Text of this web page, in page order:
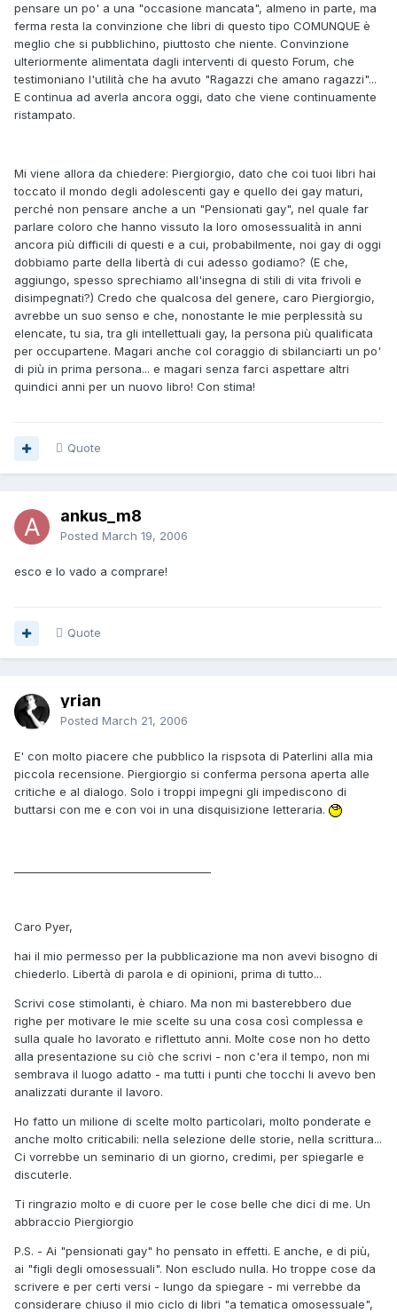
pensare un po' a una "occasione mancata", almeno in parte, ma
ferma resta la convinzione che libri di questo tipo COMUNQUE è
meglio che si pubblichino, piuttosto che niente. Convinzione
ulteriormente alimentata dagli interventi di questo Forum, che
testimoniano l'utilità che ha avuto "Ragazzi che amano ragazzi"...
E continua ad averla ancora oggi, dato che viene continuamente
ristampato.
Mi viene allora da chiedere: Piergiorgio, dato che coi tuoi libri hai
toccato il mondo degli adolescenti gay e quello dei gay maturi,
perché non pensare anche a un "Pensionati gay", nel quale far
parlare coloro che hanno vissuto la loro omosessualità in anni
ancora più difficili di questi e a cui, probabilmente, noi gay di oggi
dobbiamo parte della libertà di cui adesso godiamo? (E che,
aggiungo, spesso sprechiamo all'insegna di stili di vita frivoli e
disimpegnati?) Credo che qualcosa del genere, caro Piergiorgio,
avrebbe un suo senso e che, nonostante le mie perplessità su
elencate, tu sia, tra gli intellettuali gay, la persona più qualificata
per occupartene. Magari anche col coraggio di sbilanciarti un po'
di più in prima persona... e magari senza farci aspettare altri
quindici anni per un nuovo libro! Con stima!
Quote
ankus_m8
Posted March 19, 2006
esco e lo vado a comprare!
Quote
yrian
Posted March 21, 2006
E' con molto piacere che pubblico la rispsota di Paterlini alla mia
piccola recensione. Piergiorgio si conferma persona aperta alle
critiche e al dialogo. Solo i troppi impegni gli impediscono di
buttarsi con me e con voi in una disquisizione letteraria.
Caro Pyer,
hai il mio permesso per la pubblicazione ma non avevi bisogno di
chiederlo. Libertà di parola e di opinioni, prima di tutto...
Scrivi cose stimolanti, è chiaro. Ma non mi basterebbero due
righe per motivare le mie scelte su una cosa così complessa e
sulla quale ho lavorato e riflettuto anni. Molte cose non ho detto
alla presentazione su ciò che scrivi - non c'era il tempo, non mi
sembrava il luogo adatto - ma tutti i punti che tocchi li avevo ben
analizzati durante il lavoro.
Ho fatto un milione di scelte molto particolari, molto ponderate e
anche molto criticabili: nella selezione delle storie, nella scrittura...
Ci vorrebbe un seminario di un giorno, credimi, per spiegarle e
discuterle.
Ti ringrazio molto e di cuore per le cose belle che dici di me. Un
abbraccio Piergiorgio
P.S. - Ai "pensionati gay" ho pensato in effetti. E anche, e di più,
ai "figli degli omosessuali". Non escludo nulla. Ho troppe cose da
scrivere e per certi versi - lungo da spiegare - mi verrebbe da
considerare chiuso il mio ciclo di libri "a tematica omosessuale",